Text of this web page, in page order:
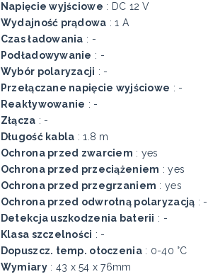
Napięcie wyjściowe : DC 12 V
Wydajność prądowa : 1 A
Czas ładowania : -
Podładowywanie : -
Wybór polaryzacji : -
Przełączane napięcie wyjściowe : -
Reaktywowanie : -
Złącza : -
Długość kabla : 1.8 m
Ochrona przed zwarciem : yes
Ochrona przed przeciążeniem : yes
Ochrona przed przegrzaniem : yes
Ochrona przed odwrotną polaryzacją : -
Detekcja uszkodzenia baterii : -
Klasa szczelności : -
Dopuszcz. temp. otoczenia: 0-40 °C
Wymiary: 43 x 54 x 76mm